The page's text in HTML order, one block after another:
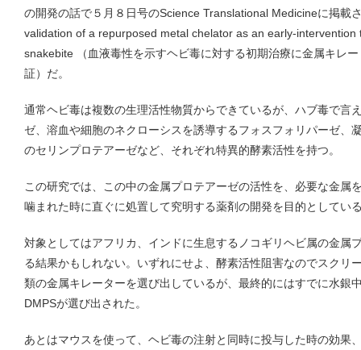
の開発の話で５月８日号のScience Translational Medicineに掲載
validation of a repurposed metal chelator as an early-
snakebite （血液毒性を示すヘビ毒に対する初期治療に金属キレ
証）だ。
通常ヘビ毒は複数の生理活性物質からできているが、ハブ毒で言
ゼ、溶血や細胞のネクローシスを誘導するフォスフォリパーゼ、
のセリンプロテアーゼなど、それぞれ特異的酵素活性を持つ。
この研究では、この中の金属プロテアーゼの活性を、必要な金属
噛まれた時に直ぐに処置して究明する薬剤の開発を目的としてい
対象としてはアフリカ、インドに生息するノコギリヘビ属の金属
る結果かもしれない。いずれにせよ、酵素活性阻害なのでスクリ
類の金属キレーターを選び出しているが、最終的にはすでに水銀
DMPSが選び出された。
あとはマウスを使って、ヘビ毒の注射と同時に投与した時の効果